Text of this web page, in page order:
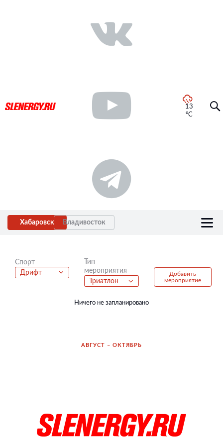
13
°C
Хабаровск Владивосток
Спорт
Дрифт
Тип
мероприятия
Триатлон
Добавить
мероприятие
Ничего не запланировано
АВГУСТ – ОКТЯБРЬ